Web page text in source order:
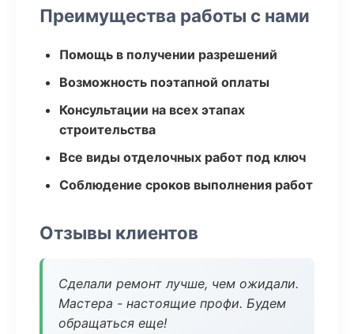
Преимущества работы с нами
Помощь в получении разрешений
Возможность поэтапной оплаты
Консультации на всех этапах
строительства
Все виды отделочных работ под ключ
Соблюдение сроков выполнения работ
Отзывы клиентов
Сделали ремонт лучше, чем ожидали.
Мастера - настоящие профи. Будем
обращаться еще!